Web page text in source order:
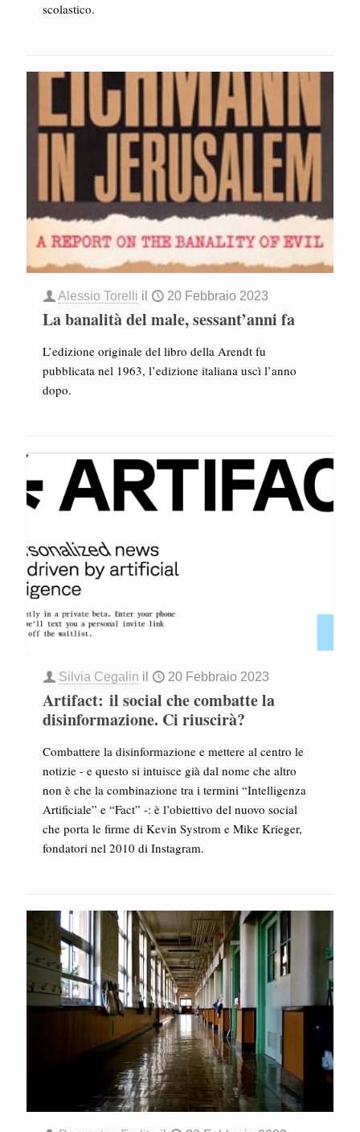
scolastico.
Alessio Torelli il 20 Febbraio 2023
La banalità del male, sessant’anni fa
L’edizione originale del libro della Arendt fu
pubblicata nel 1963, l’edizione italiana uscì l’anno
dopo.
Silvia Cegalin il 20 Febbraio 2023
Artifact: il social che combatte la
disinformazione. Ci riuscirà?
Combattere la disinformazione e mettere al centro le
notizie - e questo si intuisce già dal nome che altro
non è che la combinazione tra i termini “Intelligenza
Artificiale” e “Fact” -: è l’obiettivo del nuovo social
che porta le firme di Kevin Systrom e Mike Krieger,
fondatori nel 2010 di Instagram.